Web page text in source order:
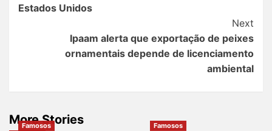
Estados Unidos
Next
Ipaam alerta que exportação de peixes
ornamentais depende de licenciamento
ambiental
More Stories
Famosos Famosos